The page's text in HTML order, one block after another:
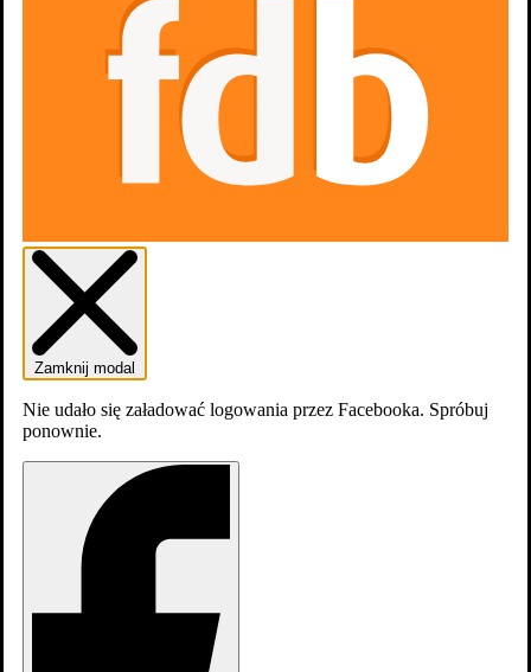
Skocz do wybranego zawodu
Aktorzy
3
Zamknij modal
Nie udało się załadować logowania przez Facebooka. Spróbuj
ponownie.